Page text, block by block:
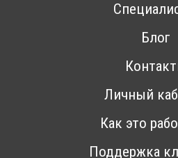
Блог
Личный
Как это
Поддержка